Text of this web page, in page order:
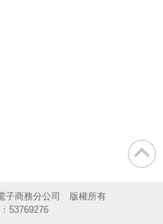
子商務分公司 版權所有
53769276